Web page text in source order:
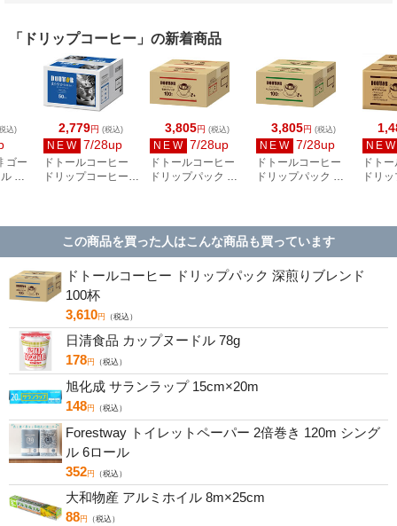
「ドリップコーヒー」の新着商品
2,779円 (税込)
NEW 7/28up
ドトールコーヒー
ドリップコーヒー
3,805円 (税込)
NEW 7/28up
ドトールコーヒー
ドリップパック モ
3,805円 (税込)
NEW 7/28up
ドトールコーヒー
ドリップパック キ
NEW
ドト
ドリ
込)
ゴー
ス
この商品を買った人はこんな商品も買っています
ドトールコーヒー ドリップパック 深煎りブレンド
100杯
3,610円 （税込）
日清食品 カップヌードル 78g
178円 （税込）
旭化成 サランラップ 15cm×20m
148円 （税込）
Forestway トイレットペーパー 2倍巻き 120m シング
ル 6ロール
352円 （税込）
大和物産 アルミホイル 8m×25cm
88円 （税込）